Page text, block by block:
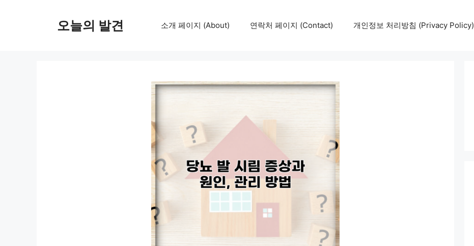
오늘의 발견 소개 페이지 (About) 연락처 페이지 (Contact) 개인정보 처리방침 (Privacy Policy)